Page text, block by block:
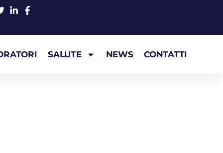
SALUTE NEWS CONTATTI